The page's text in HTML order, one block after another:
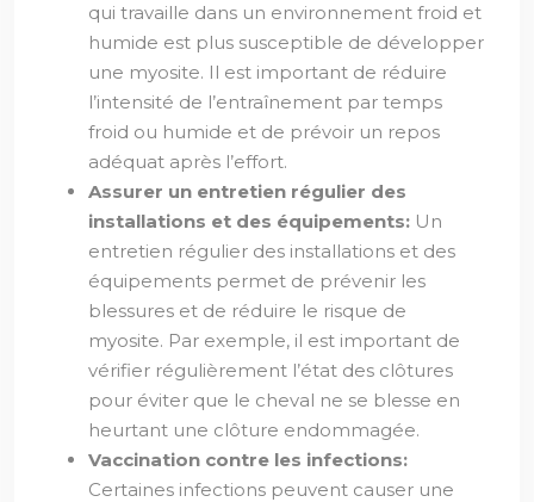
qui travaille dans un environnement froid et
humide est plus susceptible de développer
une myosite. Il est important de réduire
l’intensité de l’entraînement par temps
froid ou humide et de prévoir un repos
adéquat après l’effort.
Assurer un entretien régulier des
installations et des équipements: Un
entretien régulier des installations et des
équipements permet de prévenir les
blessures et de réduire le risque de
myosite. Par exemple, il est important de
vérifier régulièrement l’état des clôtures
pour éviter que le cheval ne se blesse en
heurtant une clôture endommagée.
Vaccination contre les infections:
Certaines infections peuvent causer une